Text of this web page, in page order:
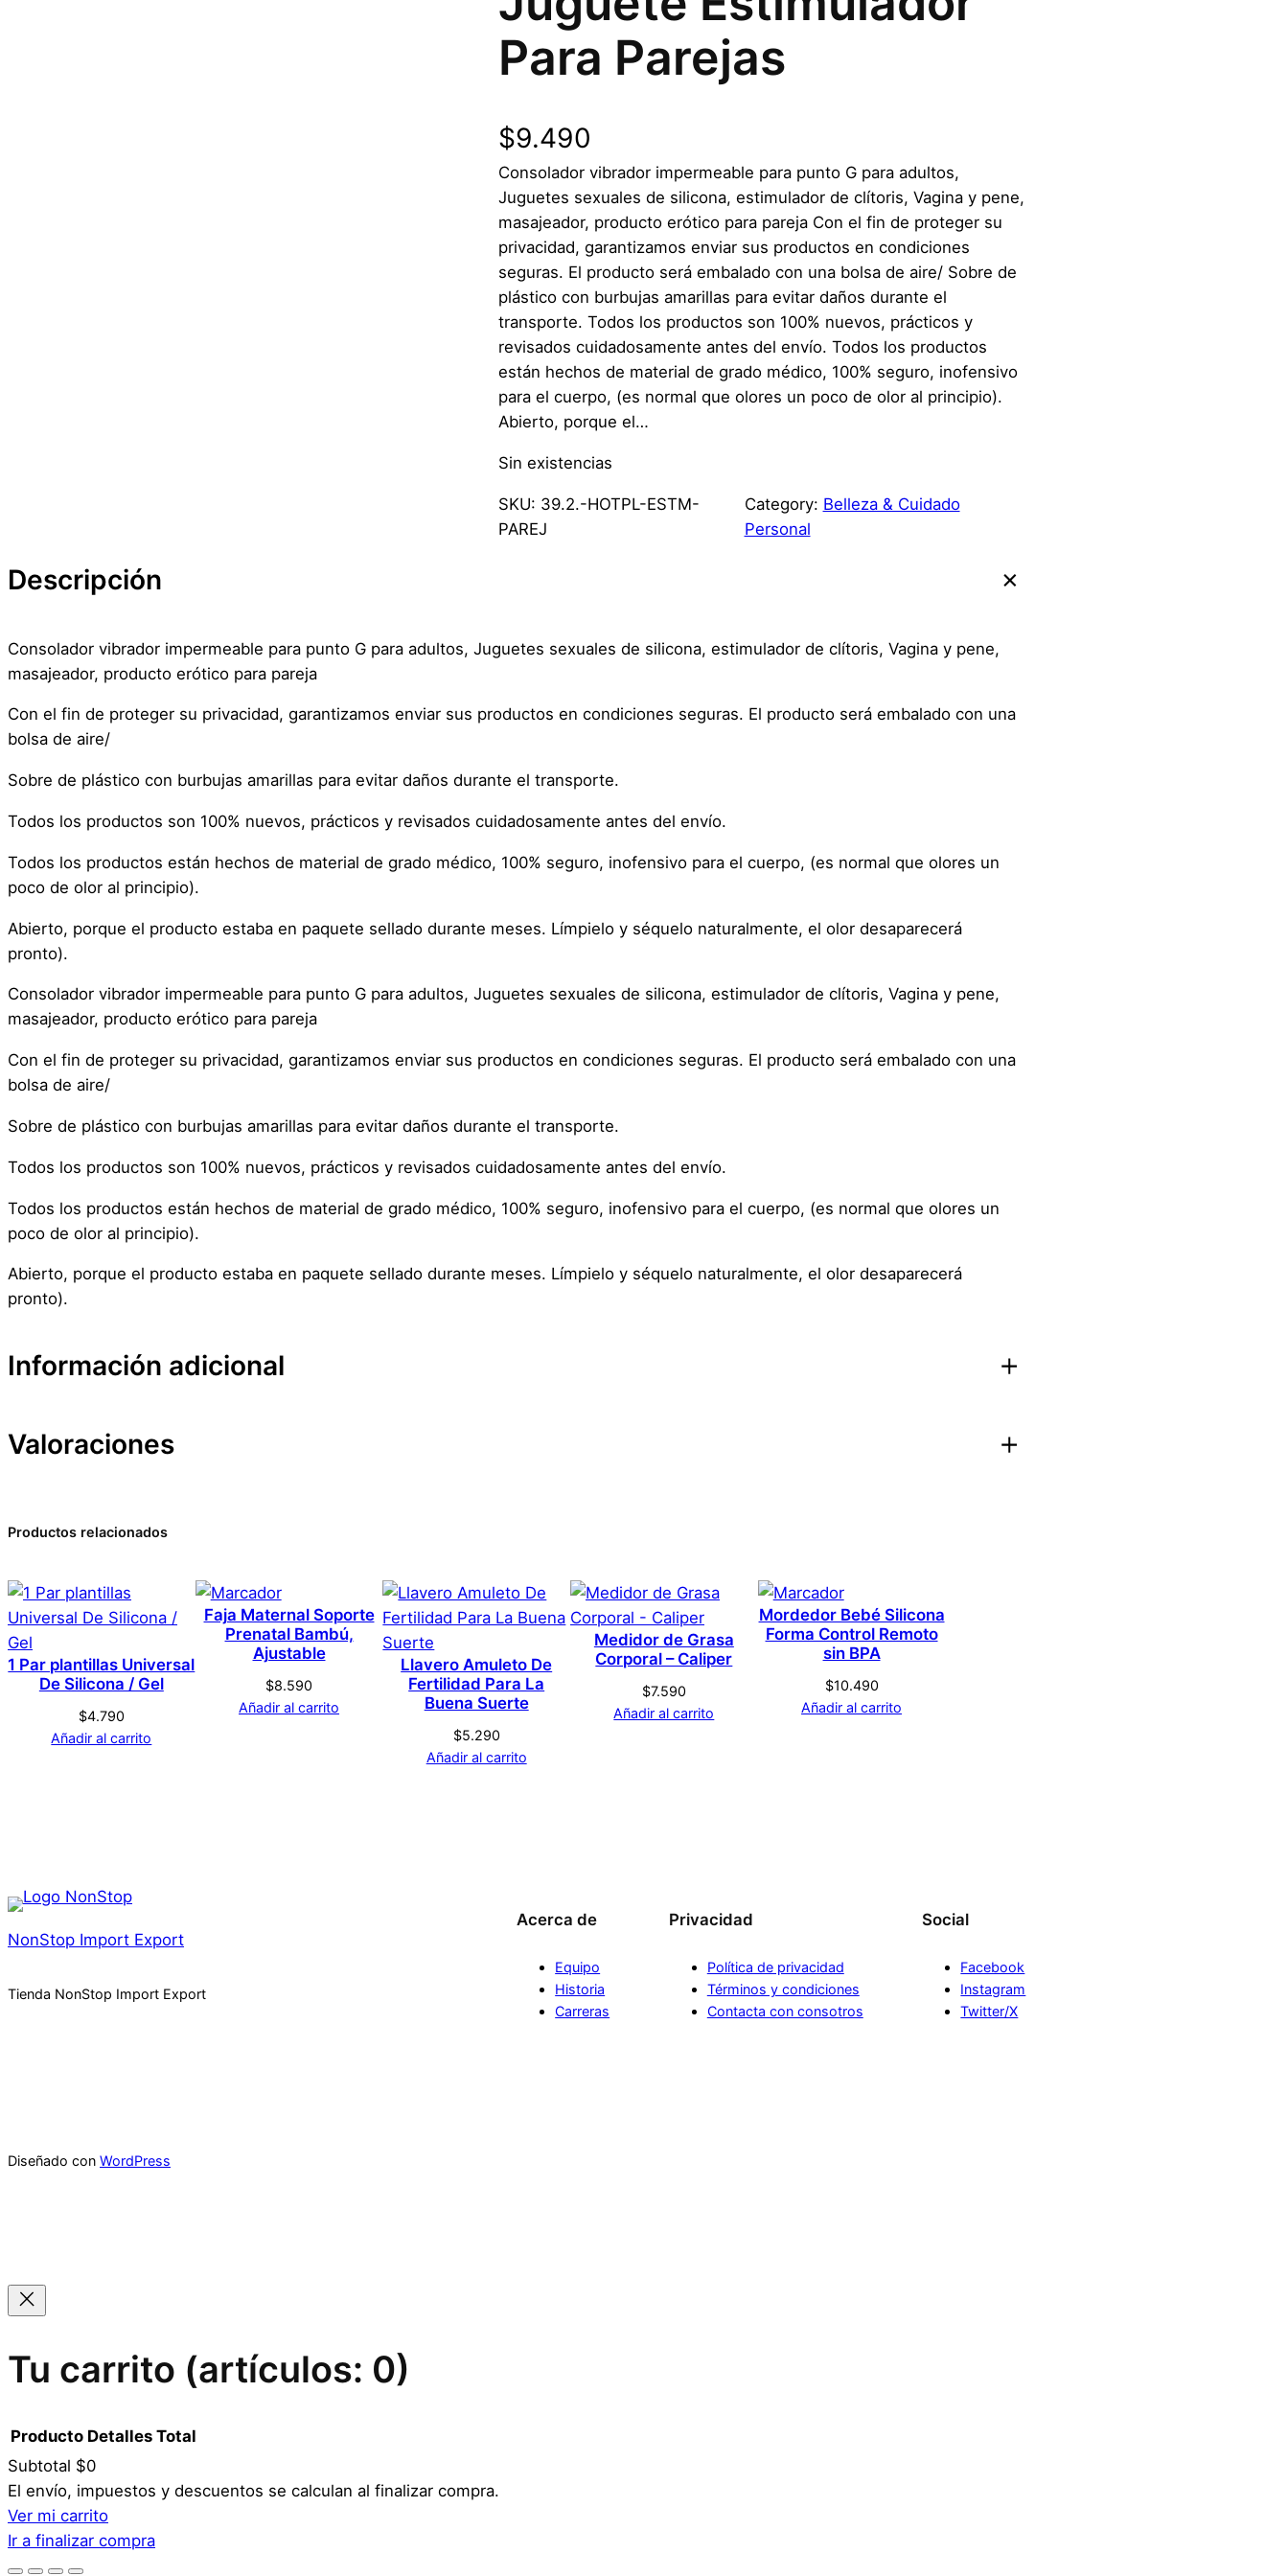
Para Parejas
$9.490
Consolador vibrador impermeable para punto G para adultos,
Juguetes sexuales de silicona, estimulador de clítoris, Vagina y pene,
masajeador, producto erótico para pareja Con el fin de proteger su
privacidad, garantizamos enviar sus productos en condiciones
seguras. El producto será embalado con una bolsa de aire/ Sobre de
plástico con burbujas amarillas para evitar daños durante el
transporte. Todos los productos son 100% nuevos, prácticos y
revisados cuidadosamente antes del envío. Todos los productos
están hechos de material de grado médico, 100% seguro, inofensivo
para el cuerpo, (es normal que olores un poco de olor al principio).
Abierto, porque el…
Sin existencias
SKU: 39.2.-HOTPL-ESTM-
PAREJ
Category: Belleza & Cuidado
Personal
Descripción
Consolador vibrador impermeable para punto G para adultos, Juguetes sexuales de silicona, estimulador de clítoris, Vagina y pene,
masajeador, producto erótico para pareja
Con el fin de proteger su privacidad, garantizamos enviar sus productos en condiciones seguras. El producto será embalado con una
bolsa de aire/
Sobre de plástico con burbujas amarillas para evitar daños durante el transporte.
Todos los productos son 100% nuevos, prácticos y revisados cuidadosamente antes del envío.
Todos los productos están hechos de material de grado médico, 100% seguro, inofensivo para el cuerpo, (es normal que olores un
poco de olor al principio).
Abierto, porque el producto estaba en paquete sellado durante meses. Límpielo y séquelo naturalmente, el olor desaparecerá
pronto).
Consolador vibrador impermeable para punto G para adultos, Juguetes sexuales de silicona, estimulador de clítoris, Vagina y pene,
masajeador, producto erótico para pareja
Con el fin de proteger su privacidad, garantizamos enviar sus productos en condiciones seguras. El producto será embalado con una
bolsa de aire/
Sobre de plástico con burbujas amarillas para evitar daños durante el transporte.
Todos los productos son 100% nuevos, prácticos y revisados cuidadosamente antes del envío.
Todos los productos están hechos de material de grado médico, 100% seguro, inofensivo para el cuerpo, (es normal que olores un
poco de olor al principio).
Abierto, porque el producto estaba en paquete sellado durante meses. Límpielo y séquelo naturalmente, el olor desaparecerá
pronto).
Información adicional
Atributos Valor
Color Rosa
Valoraciones
0 valoraciones en Juguete Estimulador Para Parejas
No hay valoraciones aún. Solo los usuarios registrados que hayan comprado este producto pueden hacer una valoración.
Productos relacionados
1 Par plantillas Universal
De Silicona / Gel
$4.790
Añadir al carrito
Faja Maternal Soporte
Prenatal Bambú,
Ajustable
$8.590
Añadir al carrito
Llavero Amuleto De
Fertilidad Para La
Buena Suerte
$5.290
Añadir al carrito
Medidor de Grasa
Corporal – Caliper
$7.590
Añadir al carrito
Mordedor Bebé Silicona
Forma Control Remoto
sin BPA
$10.490
Añadir al carrito
NonStop Import Export
Tienda NonStop Import Export
Acerca de
Equipo
Historia
Carreras
Privacidad
Política de privacidad
Términos y condiciones
Contacta con consotros
Social
Facebook
Instagram
Twitter/X
Diseñado con WordPress
Tu carrito (artículos: 0)
Productos
del
Producto Detalles Total
Subtotal $0
El envío, impuestos y descuentos se calculan al finalizar compra.
Ver mi carrito
Ir a finalizar compra